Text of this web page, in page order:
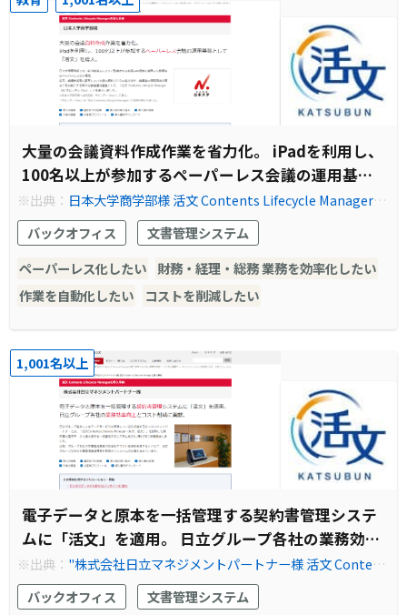
大量の会議資料作成作業を省力化。 iPadを利用し、
100名以上が参加するペーパーレス会議の運用基盤
として「活文」を導入。
※出典： 日本大学商学部様 活文 Contents Lifecycle Managerの
導入事例やシステム構築例を紹介｜事例紹介｜株式会社日立ソリ
ューションズ
バックオフィス
文書管理システム
ペーパーレス化したい
財務・経理・総務 業務を効率化したい
作業を自動化したい
コストを削減したい
1,001名以上
電子データと原本を一括管理する契約書管理システ
ムに「活文」を適用。 日立グループ各社の業務効率
向上とコスト削減に貢献。
※出典： "株式会社日立マネジメントパートナー様 活文 Content
s Lifecycle Managerの導入事例やシステム構築例を紹介｜事例
紹介｜株式会社日立ソリューションズ"
バックオフィス
文書管理システム